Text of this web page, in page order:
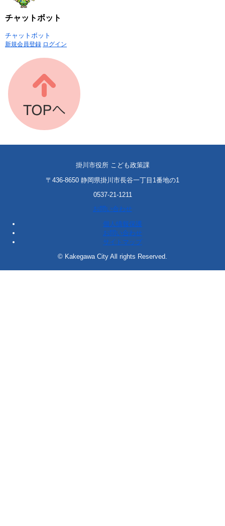
チャットボット
チャットボット
新規会員登録 ログイン
掛川市役所 こども政策課
〒436-8650 静岡県掛川市長谷一丁目1番地の1
0537-21-1211
お問い合わせ
個人情報保護
お問い合わせ
サイトマップ
© Kakegawa City All rights Reserved.